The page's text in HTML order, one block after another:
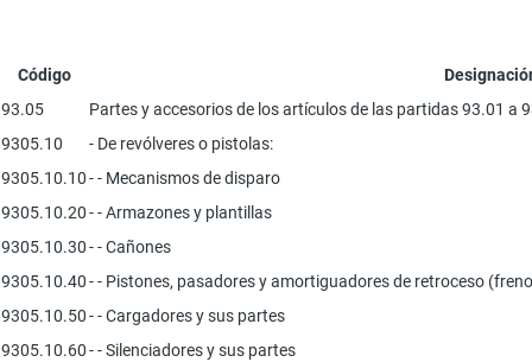
Código
93.05
Partes y accesorios de los artículos de las partidas 93.01 a
9305.10
- De revólveres o pistolas:
9305.10.10- - Mecanismos de disparo
9305.10.20- - Armazones y plantillas
9305.10.30- - Cañones
9305.10.40- - Pistones, pasadores y amortiguadores de retroceso
9305.10.50- - Cargadores y sus partes
9305.10.60- - Silenciadores y sus partes